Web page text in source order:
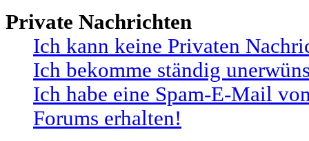
Private Nachrichten
Ich kann keine Privaten
Ich bekomme ständig
Ich habe eine Spam-E-Mail
Forums erhalten!